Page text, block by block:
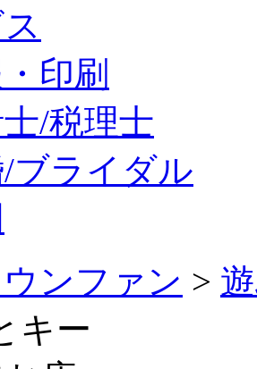
印刷
/税理士
ブライダル
ンファン >